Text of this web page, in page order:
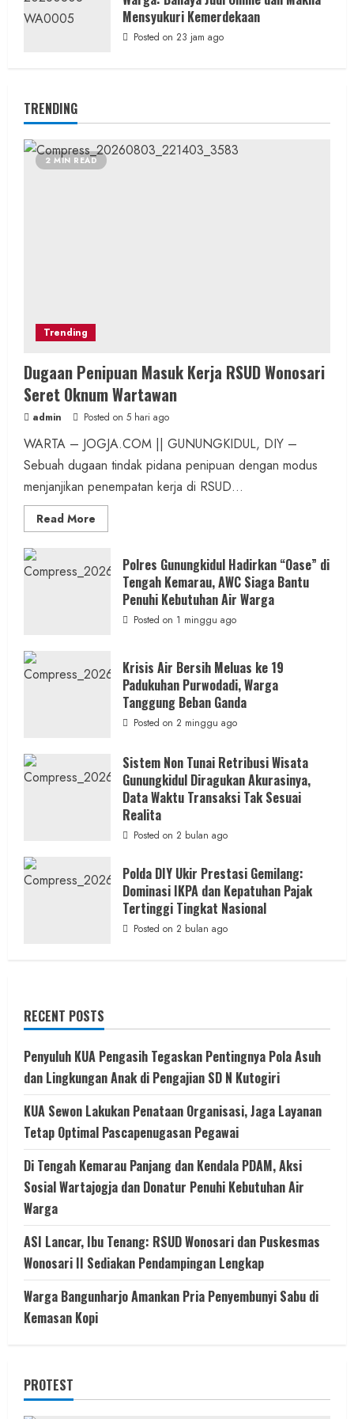
Mensyukuri Kemerdekaan
Posted on 23 jam ago
TRENDING
2 MIN READ
Trending
Dugaan Penipuan Masuk Kerja RSUD Wonosari
Seret Oknum Wartawan
admin Posted on 5 hari ago
WARTA – JOGJA.COM || GUNUNGKIDUL, DIY –
Sebuah dugaan tindak pidana penipuan dengan modus
menjanjikan penempatan kerja di RSUD...
Read More
more
Penipuan
Masuk
RSUD
Wonosari
Seret
Polres Gunungkidul Hadirkan “Oase” di
Tengah Kemarau, AWC Siaga Bantu
Penuhi Kebutuhan Air Warga
Posted on 1 minggu ago
Krisis Air Bersih Meluas ke 19
Padukuhan Purwodadi, Warga
Tanggung Beban Ganda
Posted on 2 minggu ago
Sistem Non Tunai Retribusi Wisata
Gunungkidul Diragukan Akurasinya,
Data Waktu Transaksi Tak Sesuai
Realita
Posted on 2 bulan ago
Polda DIY Ukir Prestasi Gemilang:
Dominasi IKPA dan Kepatuhan Pajak
Tertinggi Tingkat Nasional
Posted on 2 bulan ago
RECENT POSTS
Penyuluh KUA Pengasih Tegaskan Pentingnya Pola Asuh
dan Lingkungan Anak di Pengajian SD N Kutogiri
KUA Sewon Lakukan Penataan Organisasi, Jaga Layanan
Tetap Optimal Pascapenugasan Pegawai
Di Tengah Kemarau Panjang dan Kendala PDAM, Aksi
Sosial Wartajogja dan Donatur Penuhi Kebutuhan Air
Warga
ASI Lancar, Ibu Tenang: RSUD Wonosari dan Puskesmas
Wonosari II Sediakan Pendampingan Lengkap
Warga Bangunharjo Amankan Pria Penyembunyi Sabu di
Kemasan Kopi
PROTEST